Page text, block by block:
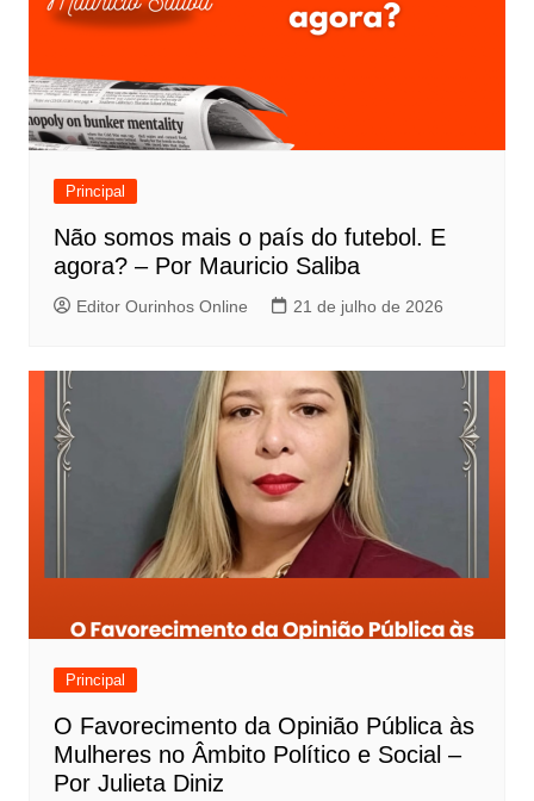
Principal
Não somos mais o país do futebol. E
agora? – Por Mauricio Saliba
Editor Ourinhos Online 21 de julho de 2026
Principal
O Favorecimento da Opinião Pública às
Mulheres no Âmbito Político e Social –
Por Julieta Diniz